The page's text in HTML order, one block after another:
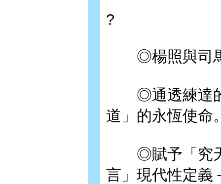
?
◎楊照與司馬
◎通透練達的
道」的永恆使命
◎賦予「究天
言」現代性定義